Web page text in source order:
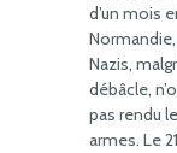
d’un mois
Nazis,
débâcle,
pas rendu
armes. Le 21